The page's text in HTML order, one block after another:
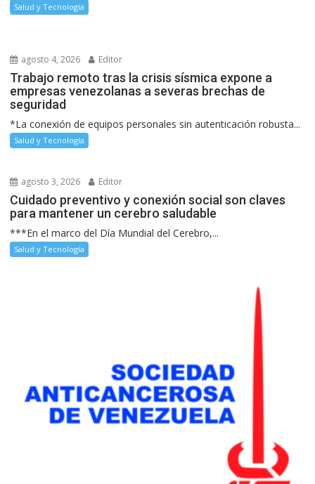
Salud y Tecnología
agosto 4, 2026 Editor
Trabajo remoto tras la crisis sísmica expone a
empresas venezolanas a severas brechas de
seguridad
*La conexión de equipos personales sin autenticación robusta...
Salud y Tecnología
agosto 3, 2026 Editor
Cuidado preventivo y conexión social son claves
para mantener un cerebro saludable
***En el marco del Día Mundial del Cerebro,...
Salud y Tecnología